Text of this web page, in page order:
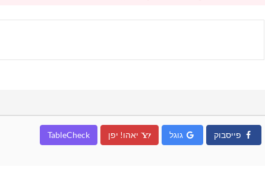
פייסבוק גוגל יאהו! יפן TableCheck